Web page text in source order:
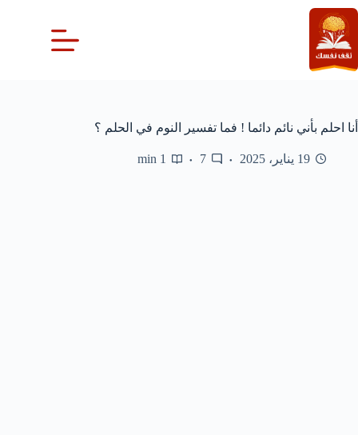
التجاوز
إلى
المحتوى
أنا احلم بأني نائم دائما ! فما تفسير النوم في الحلم ؟
19 يناير، 2025 7
1 min